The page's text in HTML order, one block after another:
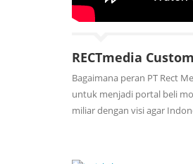
RECTmedia
Bagaimana peran PT Rect
untuk menjadi portal beli
miliar dengan visi agar